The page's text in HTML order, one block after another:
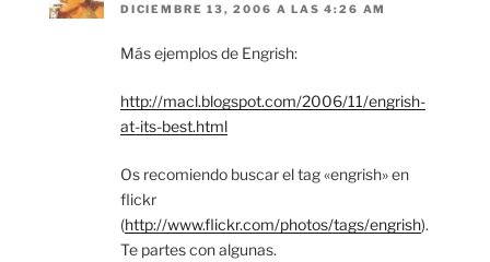
DICIEMBRE 13, 2006 A LAS 4:26 AM
Más ejemplos de Engrish:
http://macl.blogspot.com/2006/11/engrish-
at-its-best.html
Os recomiendo buscar el tag «engrish» en
flickr
(http://www.flickr.com/photos/tags/engrish).
Te partes con algunas.